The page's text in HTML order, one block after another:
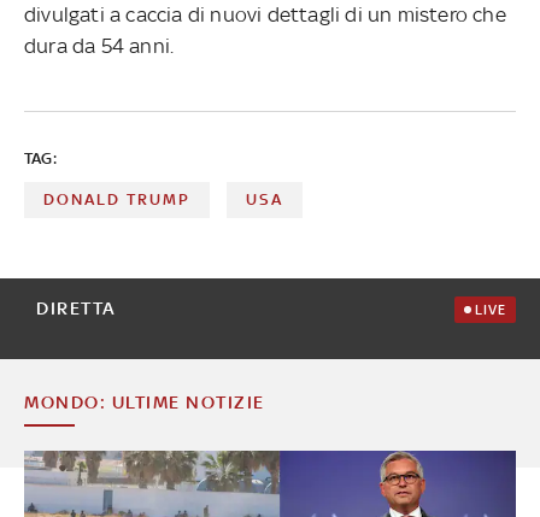
divulgati a caccia di nuovi dettagli di un mistero che
dura da 54 anni.
TAG:
DONALD TRUMP USA
DIRETTA LIVE
MONDO: ULTIME NOTIZIE